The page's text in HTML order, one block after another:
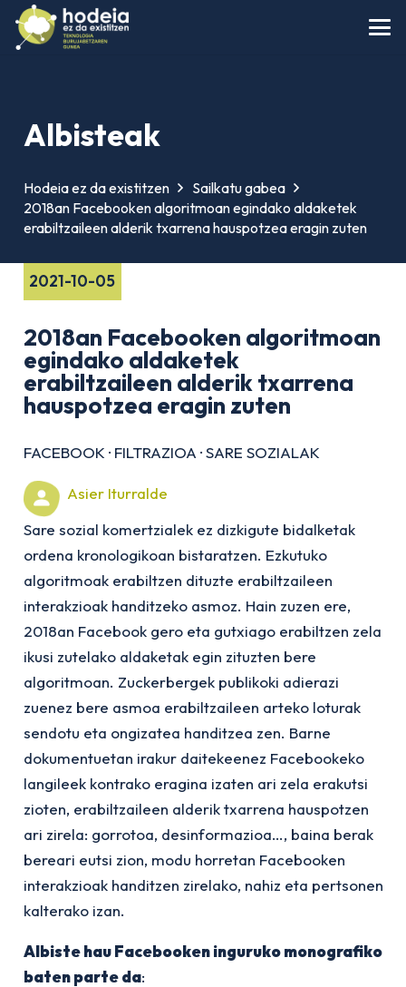
Albisteak
Hodeia ez da existitzen
Sailkatu gabea
2018an Facebooken algoritmoan egindako aldaketek
erabiltzaileen alderik txarrena hauspotzea eragin zuten
2021-10-05
2018an Facebooken algoritmoan
egindako aldaketek
erabiltzaileen alderik txarrena
hauspotzea eragin zuten
FACEBOOK · FILTRAZIOA ·SARE SOZIALAK
Asier Iturralde
Sare sozial komertzialek ez dizkigute bidalketak
ordena kronologikoan bistaratzen. Ezkutuko
algoritmoak erabiltzen dituzte erabiltzaileen
interakzioak handitzeko asmoz. Hain zuzen ere,
2018an Facebook gero eta gutxiago erabiltzen zela
ikusi zutelako aldaketak egin zituzten bere
algoritmoan. Zuckerbergek publikoki adierazi
zuenez bere asmoa erabiltzaileen arteko loturak
sendotu eta ongizatea handitzea zen. Barne
dokumentuetan irakur daitekeenez Facebookeko
langileek kontrako eragina izaten ari zela erakutsi
zioten, erabiltzaileen alderik txarrena hauspotzen
ari zirela: gorrotoa, desinformazioa…, baina berak
bereari eutsi zion, modu horretan Facebooken
interakzioak handitzen zirelako, nahiz eta pertsonen
kalterako izan.
Albiste hau Facebooken inguruko monografiko
baten parte da: